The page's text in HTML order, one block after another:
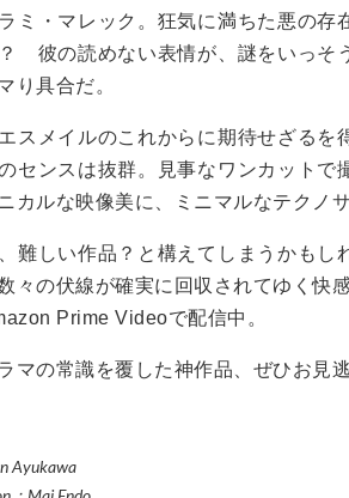
ミ・マレック。狂気に満ちた悪の
彼の読めない表情が、謎をいっそ
り具合だ。
スメイルのこれからに期待せざる
センスは抜群。見事なワンカット
カルな映像美に、ミニマルなテクノ
難しい作品？と構えてしまうかも
々の伏線が確実に回収されてゆく快
Prime Videoで配信中。
マの常識を覆した神作品、ぜひお見
Ayukawa